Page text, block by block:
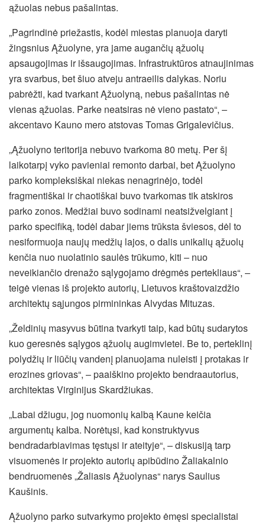
ąžuolas nebus pašalintas.
„Pagrindinė priežastis, kodėl miestas planuoja daryti
žingsnius Ąžuolyne, yra jame augančių ąžuolų
apsaugojimas ir išsaugojimas. Infrastruktūros atnaujinimas
yra svarbus, bet šiuo atveju antraeilis dalykas. Noriu
pabrėžti, kad tvarkant Ąžuolyną, nebus pašalintas nė
vienas ąžuolas. Parke neatsiras nė vieno pastato“, –
akcentavo Kauno mero atstovas Tomas Grigalevičius.
„Ąžuolyno teritorija nebuvo tvarkoma 80 metų. Per šį
laikotarpį vyko pavieniai remonto darbai, bet Ąžuolyno
parko kompleksiškai niekas nenagrinėjo, todėl
fragmentiškai ir chaotiškai buvo tvarkomas tik atskiros
parko zonos. Medžiai buvo sodinami neatsižvelgiant į
parko specifiką, todėl dabar jiems trūksta šviesos, dėl to
nesiformuoja naujų medžių lajos, o dalis unikalių ąžuolų
kenčia nuo nuolatinio saulės trūkumo, kiti – nuo
neveikiančio drenažo sąlygojamo drėgmės pertekliaus“, –
teigė vienas iš projekto autorių, Lietuvos kraštovaizdžio
architektų sąjungos pirmininkas Alvydas Mituzas.
„Želdinių masyvus būtina tvarkyti taip, kad būtų sudarytos
kuo geresnės sąlygos ąžuolų augimvietei. Be to, perteklinį
polydžių ir liūčių vandenį planuojama nuleisti į protakas ir
erozines griovas“, – paaiškino projekto bendraautorius,
architektas Virginijus Skardžiukas.
„Labai džiugu, jog nuomonių kalbą Kaune keičia
argumentų kalba. Norėtųsi, kad konstruktyvus
bendradarbiavimas tęstųsi ir ateityje“, – diskusiją tarp
visuomenės ir projekto autorių apibūdino Žaliakalnio
bendruomenės „Žaliasis Ąžuolynas“ narys Saulius
Kaušinis.
Ąžuolyno parko sutvarkymo projekto ėmęsi specialistai